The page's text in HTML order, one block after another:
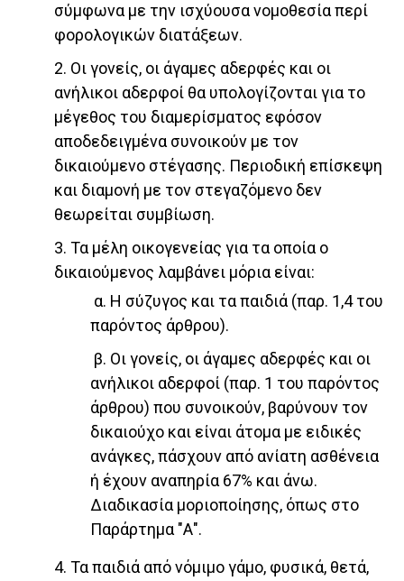
σύμφωνα με την ισχύουσα νομοθεσία περί
φορολογικών διατάξεων.
2. Οι γονείς, οι άγαμες αδερφές και οι
ανήλικοι αδερφοί θα υπολογίζονται για το
μέγεθος του διαμερίσματος εφόσον
αποδεδειγμένα συνοικούν με τον
δικαιούμενο στέγασης. Περιοδική επίσκεψη
και διαμονή με τον στεγαζόμενο δεν
θεωρείται συμβίωση.
3. Τα μέλη οικογενείας για τα οποία ο
δικαιούμενος λαμβάνει μόρια είναι:
α. Η σύζυγος και τα παιδιά (παρ. 1,4 του
παρόντος άρθρου).
β. Οι γονείς, οι άγαμες αδερφές και οι
ανήλικοι αδερφοί (παρ. 1 του παρόντος
άρθρου) που συνοικούν, βαρύνουν τον
δικαιούχο και είναι άτομα με ειδικές
ανάγκες, πάσχουν από ανίατη ασθένεια
ή έχουν αναπηρία 67% και άνω.
Διαδικασία μοριοποίησης, όπως στο
Παράρτημα "Α".
4. Τα παιδιά από νόμιμο γάμο, φυσικά, θετά,